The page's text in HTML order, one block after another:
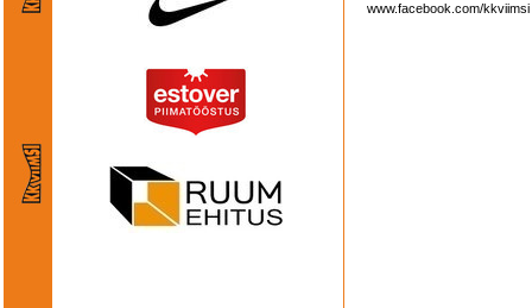
www.facebook.com/kkviimsi